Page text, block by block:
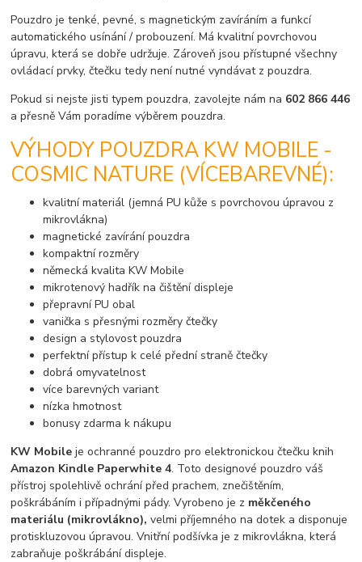
Pouzdro je tenké, pevné, s magnetickým zavíráním a funkcí
automatického usínání / probouzení. Má kvalitní povrchovou
úpravu, která se dobře udržuje. Zároveň jsou přístupné všechny
ovládací prvky, čtečku tedy není nutné vyndávat z pouzdra.
Pokud si nejste jisti typem pouzdra, zavolejte nám na 602 866 446
a přesně Vám poradíme výběrem pouzdra.
VÝHODY POUZDRA KW MOBILE -
COSMIC NATURE (VÍCEBAREVNÉ):
kvalitní materiál (jemná PU kůže s povrchovou úpravou z
mikrovlákna)
magnetické zavírání pouzdra
kompaktní rozměry
německá kvalita KW Mobile
mikrotenový hadřík na čištění displeje
přepravní PU obal
vanička s přesnými rozměry čtečky
design a stylovost pouzdra
perfektní přístup k celé přední straně čtečky
dobrá omyvatelnost
více barevných variant
nízka hmotnost
bonusy zdarma k nákupu
KW Mobile je ochranné pouzdro pro elektronickou čtečku knih
Amazon Kindle Paperwhite 4. Toto designové pouzdro váš
přístroj spolehlivě ochrání před prachem, znečištěním,
poškrábáním i případnými pády. Vyrobeno je z měkčeného
materiálu (mikrovlákno), velmi příjemného na dotek a disponuje
protiskluzovou úpravou. Vnitřní podšívka je z mikrovlákna, která
zabraňuje poškrábání displeje.